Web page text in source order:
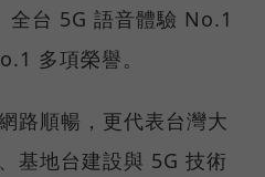
全台 5G 語音體驗 No.1
多項榮譽。
路順暢，更代表台灣大
基地台建設與 5G 技術